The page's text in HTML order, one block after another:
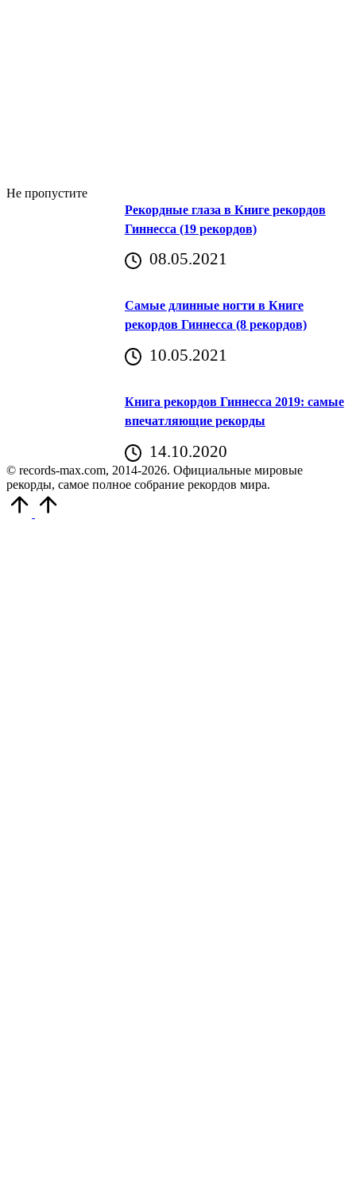
Не пропустите
Рекордные глаза в Книге рекордов
Гиннесса (19 рекордов)
08.05.2021
Самые длинные ногти в Книге
рекордов Гиннесса (8 рекордов)
10.05.2021
Книга рекордов Гиннесса 2019: самые
впечатляющие рекорды
14.10.2020
© records-max.com, 2014-2026. Официальные мировые
рекорды, самое полное собрание рекордов мира.